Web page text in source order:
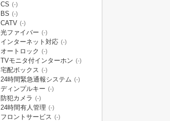
CS (-)
BS (-)
CATV (-)
光ファイバー (-)
インターネット対応 (-)
オートロック (-)
TVモニタ付インターホン (-)
宅配ボックス (-)
24時間緊急通報システム (-)
ディンプルキー (-)
防犯カメラ (-)
24時間有人管理 (-)
フロントサービス (-)